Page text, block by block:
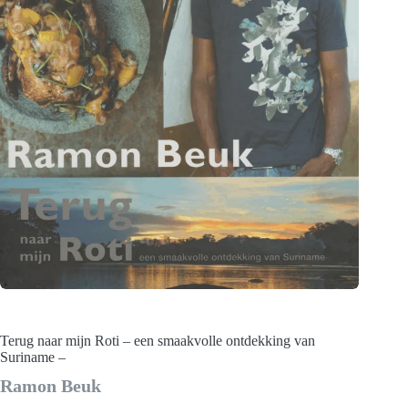
Terug naar mijn Roti – een smaakvolle ontdekking van
Suriname –
Ramon Beuk